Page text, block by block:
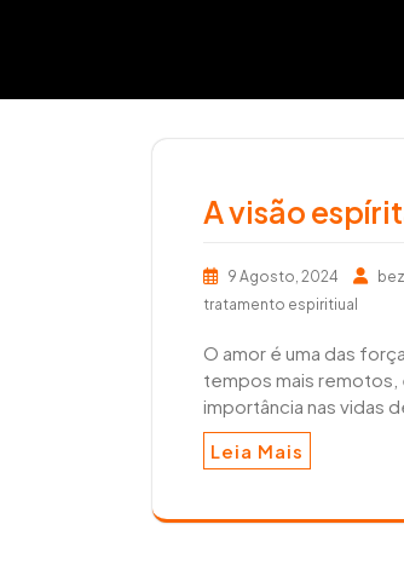
A visão
9 Agosto, 2024
tratamento espiritiual
O amor é uma das
tempos mais
importância nas vidas
Leia Mais